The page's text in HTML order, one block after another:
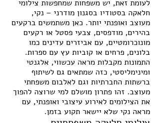
לעומת זאת, יש משפחות שמחפשות צילומי
חלאקה בסטודיו בסגנון מודרני – נקי,
מעוצב ואופנתי יותר. כאן משתמשים ברקעים
בהירים, מודפסים, צבעי פסטל או רקעים
מונוכרומטיים, עם אביזרים עדינים כמו
בלונים, פרחים או קוביות עץ עם ספרות.
התמונות מקבלות מראה עכשווי, אלגנטי
ומינימליסטי, כזה שמתאים גם לשיתוף
ברשתות החברתיות וגם לאלבום משפחתי
מעוצב. זהו פתרון מושלם למי שרוצה להפוך
את הצילומים לאירוע עיצובי ואופנתי, עם
מראה נקי שלא יישאר תקוע בזמן.